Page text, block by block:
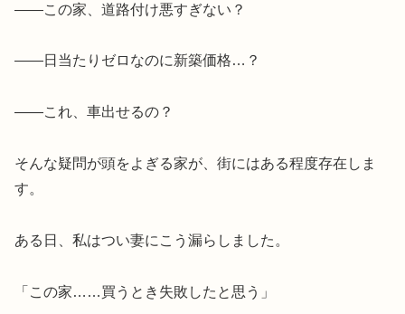
――この家、道路付け悪すぎない？
――日当たりゼロなのに新築価格…？
――これ、車出せるの？
そんな疑問が頭をよぎる家が、街にはある程度存在しま
す。
ある日、私はつい妻にこう漏らしました。
「この家……買うとき失敗したと思う」